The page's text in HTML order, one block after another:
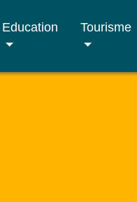
Education Tourisme